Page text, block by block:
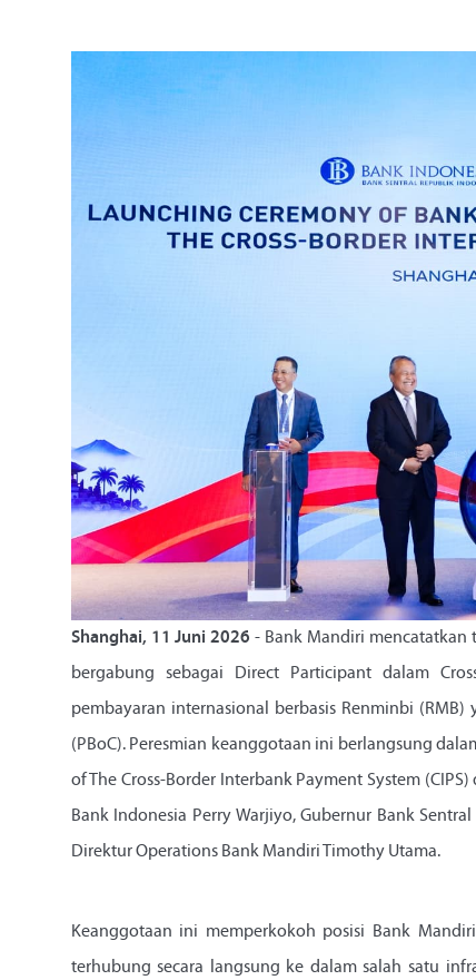
Shanghai, 11 Juni 2026- Bank Mandiri mencatatkan
bergabung sebagai Direct Participant dalam
pembayaran internasional berbasis Renminbi
(PBoC). Peresmian keanggotaan ini berlangsung
of The Cross-Border Interbank Payment System
Bank Indonesia Perry Warjiyo, Gubernur Bank
Direktur Operations Bank Mandiri Timothy Utama.
Keanggotaan ini memperkokoh posisi Bank
terhubung secara langsung ke dalam salah satu